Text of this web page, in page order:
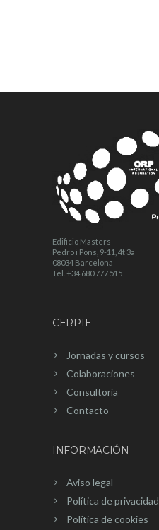
Edificio Masters
Pedro i Pons, 9-11, 4t 3a
08034 Barcelona
Tel. +34 680 777 515
CERPIE
Jornadas y cursos
Colaboraciones
Consultoría
Contacto
INFORMACIÓN
Aviso legal
Política de privacidad
Política de cookies